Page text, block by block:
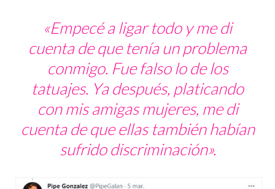
«Empecé a ligar todo y me di
cuenta de que tenía un problema
conmigo. Fue falso lo de los
tatuajes. Ya después, platicando
con mis amigas mujeres, me di
cuenta de que ellas también habían
sufrido discriminación».